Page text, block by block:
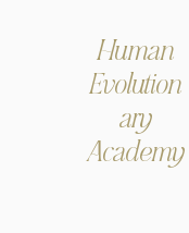
Human
Evolution
ary
Academy